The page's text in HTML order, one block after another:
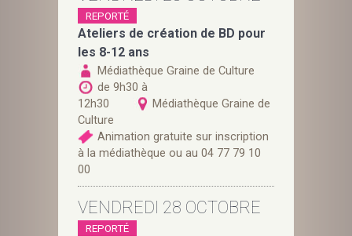
REPORTÉ
Ateliers de création de BD pour
les 8-12 ans
Médiathèque Graine de Culture
de 9h30 à
12h30
Médiathèque Graine de
Culture
Animation gratuite sur inscription
à la médiathèque ou au 04 77 79 10
00
VENDREDI 28 OCTOBRE
REPORTÉ